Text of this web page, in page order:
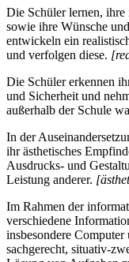
Die Schüler lernen,
sowie ihre Wünsche
entwickeln ein
und verfolgen diese.
Die Schüler erkennen
und Sicherheit und
außerhalb der Schule
In der
ihr ästhetisches
Ausdrucks- und
Leistung anderer.
Im Rahmen der
verschiedene
insbesondere
sachgerecht, situativ-